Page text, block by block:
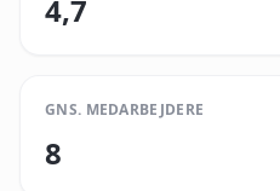
4,7
GNS. MEDARBEJDERE
8